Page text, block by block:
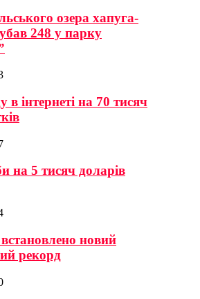
озера хапуга-
248 у парку
в інтернеті на 70 тисяч
на 5 тисяч доларів
новий
рекорд